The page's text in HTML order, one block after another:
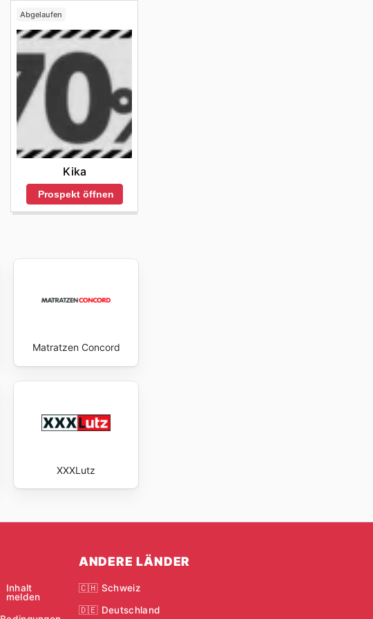
Abgelaufen
Kika
Prospekt öffnen
Matratzen Concord
XXXLutz
Inhalt
melden
ANDERE LÄNDER
🇨🇭 Schweiz
🇩🇪 Deutschland